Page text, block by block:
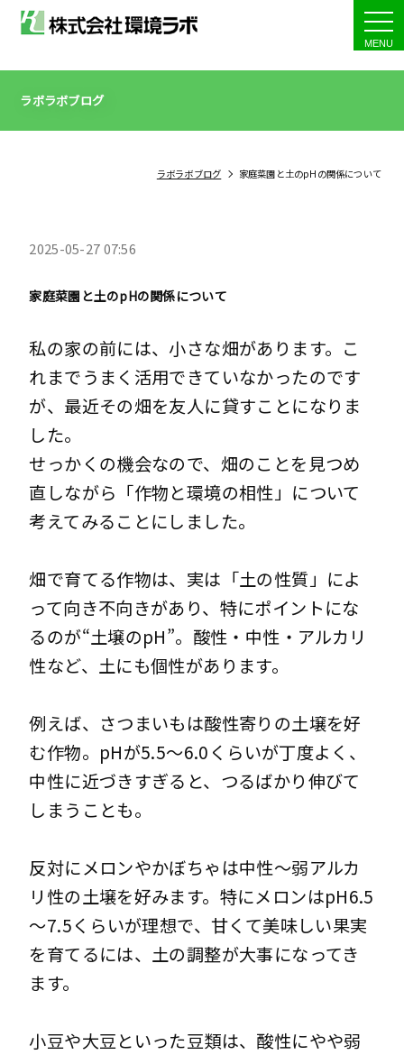
ラボラボブログ
ラボラボブログ 家庭菜園と土のpHの関係について
2025-05-27 07:56
家庭菜園と土のpHの関係について
私の家の前には、小さな畑があります。こ
れまでうまく活用できていなかったのです
が、最近その畑を友人に貸すことになりま
した。
せっかくの機会なので、畑のことを見つめ
直しながら「作物と環境の相性」について
考えてみることにしました。
畑で育てる作物は、実は「土の性質」によ
って向き不向きがあり、特にポイントにな
るのが“土壌のpH”。酸性・中性・アルカリ
性など、土にも個性があります。
例えば、さつまいもは酸性寄りの土壌を好
む作物。pHが5.5～6.0くらいが丁度よく、
中性に近づきすぎると、つるばかり伸びて
しまうことも。
反対にメロンやかぼちゃは中性～弱アルカ
リ性の土壌を好みます。特にメロンはpH6.5
～7.5くらいが理想で、甘くて美味しい果実
を育てるには、土の調整が大事になってき
ます。
小豆や大豆といった豆類は、酸性にやや弱